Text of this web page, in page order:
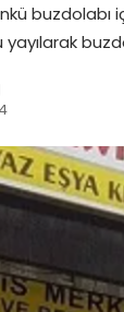
yayılarak